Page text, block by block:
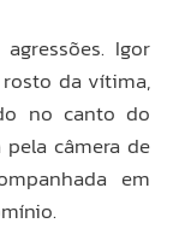
Igor
da vítima,
no canto do
câmera de
em